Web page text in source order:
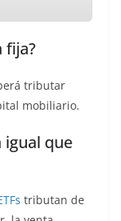
fija?
tributar
mobiliario.
igual que
tributan de